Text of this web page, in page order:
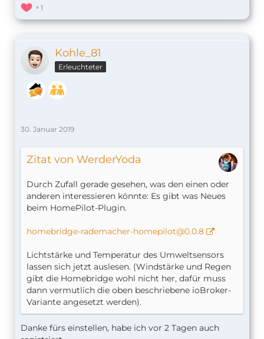
1
Kohle_81
Erleuchteter
30. Januar 2019
Zitat von WerderYoda
Durch Zufall gerade gesehen, was den einen oder
anderen interessieren könnte: Es gibt was Neues
beim HomePilot-Plugin.
homebridge-rademacher-homepilot@0.0.8
Lichtstärke und Temperatur des Umweltsensors
lassen sich jetzt auslesen. (Windstärke und Regen
gibt die Homebridge wohl nicht her, dafür muss
dann vermutlich die oben beschriebene ioBroker-
Variante angesetzt werden).
Danke fürs einstellen, habe ich vor 2 Tagen auch